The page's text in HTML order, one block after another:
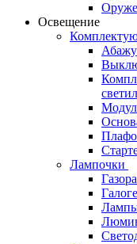
Освещение
Лампочки